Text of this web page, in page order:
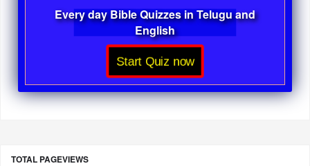
Every day Bible Quizzes in Telugu and
English
Start Quiz now
TOTAL PAGEVIEWS